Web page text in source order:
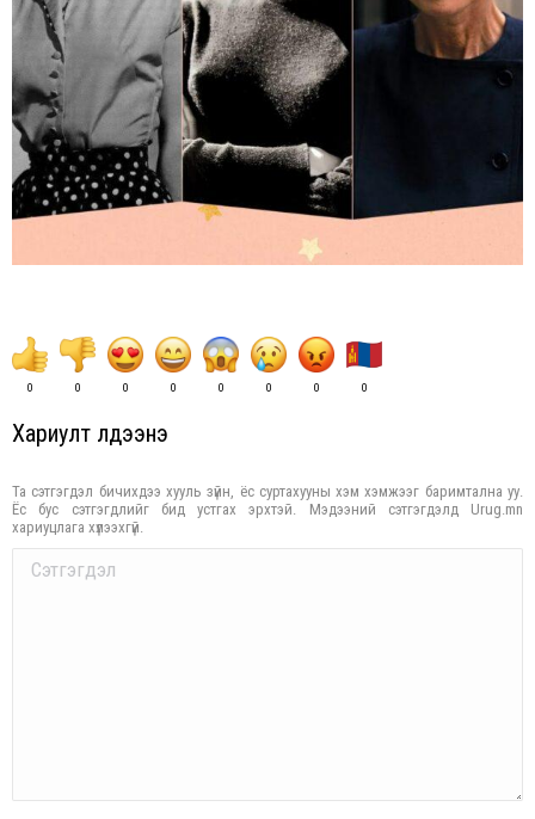
0 0 0 0 0 0 0 0
Хариулт үлдээнэ үү
Та сэтгэгдэл бичихдээ хууль зүйн, ёс суртахууны хэм хэмжээг баримтална уу.
Ёс бус сэтгэгдлийг бид устгах эрхтэй. Мэдээний сэтгэгдэлд Urug.mn
хариуцлага хүлээхгүй.
Comment